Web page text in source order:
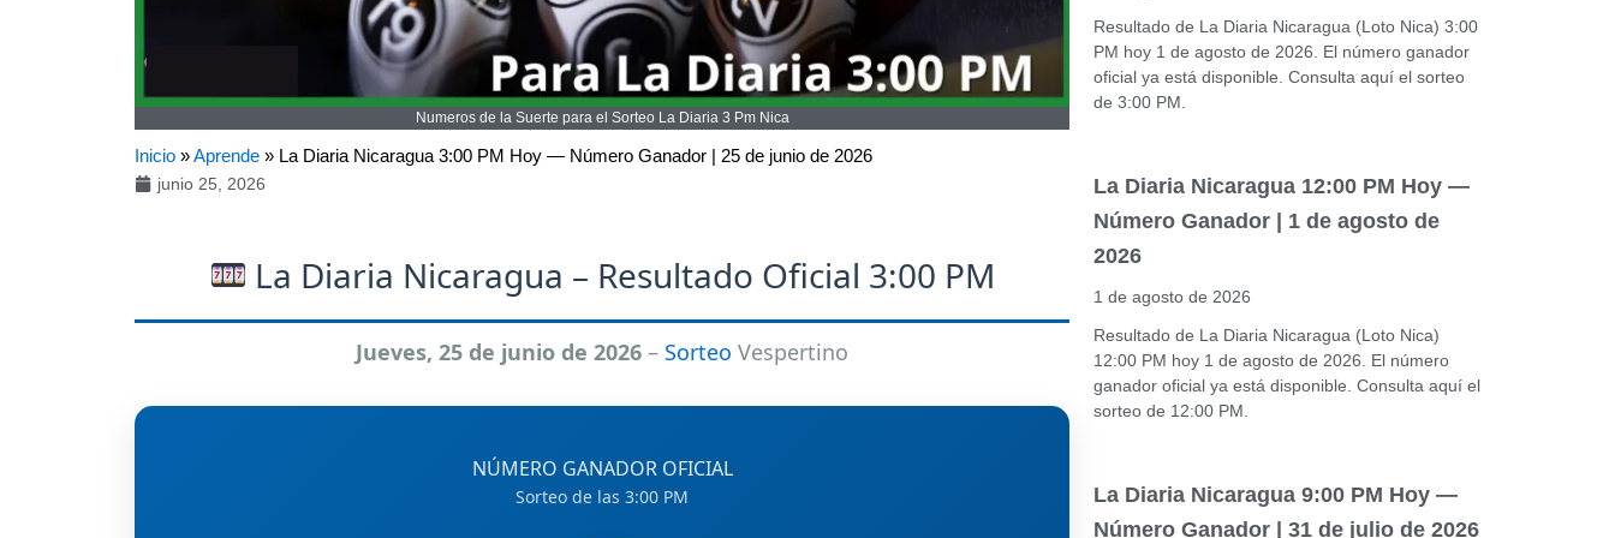
Numeros de la Suerte para el Sorteo La Diaria 3 Pm Nica
Inicio »Aprende » La Diaria Nicaragua 3:00 PM Hoy — Número Ganador | 25 de junio de 2026
junio 25, 2026
La Diaria Nicaragua – Resultado Oficial 3:00 PM
Jueves, 25 de junio de 2026 – Sorteo Vespertino
NÚMERO GANADOR OFICIAL
Sorteo de las 3:00 PM
Resultado de La Diaria Nicaragua (Loto Nica) 3:00
PM hoy 1 de agosto de 2026. El número ganador
oficial ya está disponible. Consulta aquí el sorteo
de 3:00 PM.
La Diaria Nicaragua 12:00 PM Hoy —
Número Ganador | 1 de agosto de
2026
1 de agosto de 2026
Resultado de La Diaria Nicaragua (Loto Nica)
12:00 PM hoy 1 de agosto de 2026. El número
ganador oficial ya está disponible. Consulta aquí el
sorteo de 12:00 PM.
La Diaria Nicaragua 9:00 PM Hoy —
Número Ganador | 31 de julio de 2026